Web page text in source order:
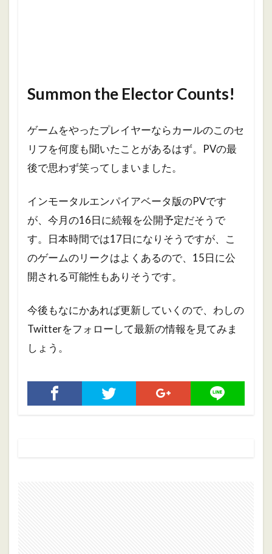
Summon the Elector Counts!
ゲームをやったプレイヤーならカールのこのセ
リフを何度も聞いたことがあるはず。PVの最
後で思わず笑ってしまいました。
インモータルエンパイアベータ版のPVです
が、今月の16日に続報を公開予定だそうで
す。日本時間では17日になりそうですが、こ
のゲームのリークはよくあるので、15日に公
開される可能性もありそうです。
今後もなにかあれば更新していくので、わしの
Twitterをフォローして最新の情報を見てみま
しょう。